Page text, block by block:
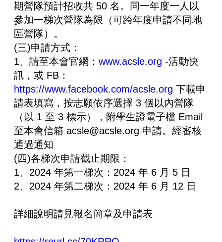
期營隊預計招收共 50 名。同一年度一人以
參加一梯次營隊為限（可跨年度申請不同地
區營隊）。
(三)申請方式：
1、請至本會官網：www.acsle.org -活動快
訊，或 FB：
https://www.facebook.com/acsle.org 下載申
請表填寫，按志願依序選擇 3 個以內營隊
（以 1 至 3 標示），附學生證電子檔 Email
至本會信箱 acsle@acsle.org 申請。經審核
通過通知
(四)各梯次申請截止期限：
1、2024 年第一梯次：2024 年 6 月 5 日
2、2024 年第二梯次：2024 年 6 月 12 日
詳細說明請見報名簡章及申請表